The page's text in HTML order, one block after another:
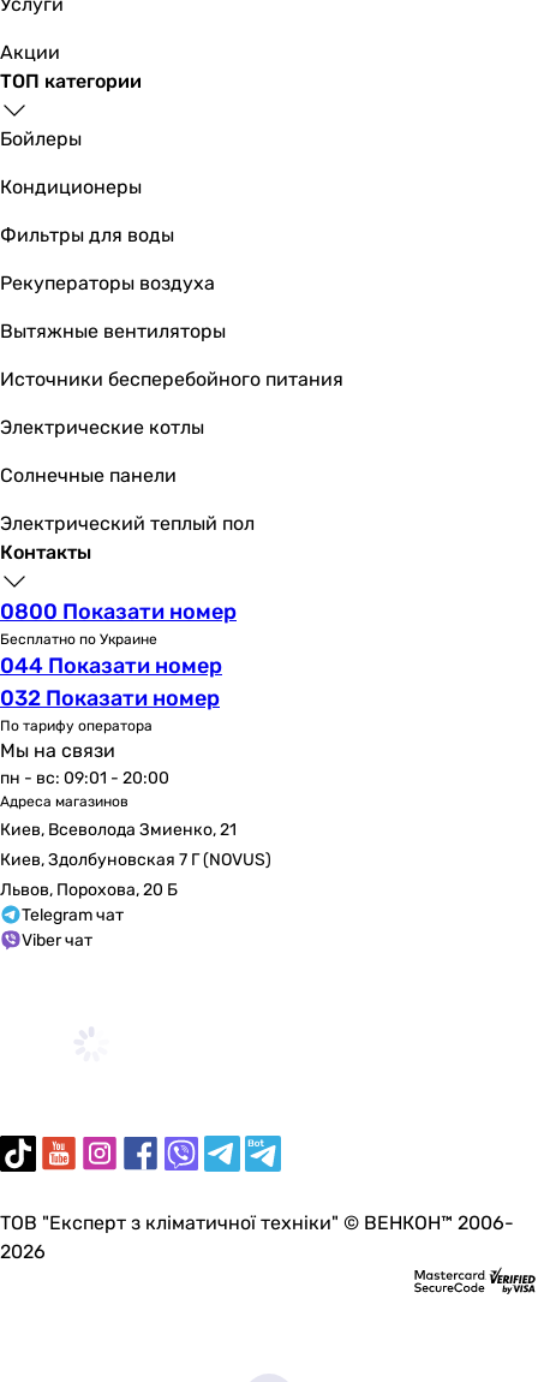
акрил
акрил
акрил
акрил
акрил
акрил
акрил
акрил
Количество мест
одноместные
одноместные
одноместные
одноместные
одноместные
одноместные
одноместные
одноместные
одноместные
Комплектация
-
-
-
-
гарантийный талон, ванна
-
-
-
-
-
-
Акции
ТОП категории
Бойлеры
Кондиционеры
Фильтры для воды
Рекуператоры воздуха
Вытяжные вентиляторы
Источники бесперебойного питания
Электрические котлы
Солнечные панели
Электрический теплый пол
Контакты
0800 Показати номер
Бесплатно по Украине
044 Показати номер
032 Показати номер
По тарифу оператора
Мы на связи
пн - вс: 09:01 - 20:00
Адреса магазинов
Киев, Всеволода Змиенко, 21
Киев, Здолбуновская 7 Г (NOVUS)
Львов, Порохова, 20 Б
Telegram чат
Viber чат
ТОВ "Експерт з кліматичної техніки" © ВЕНКОН™ 2006-
2026